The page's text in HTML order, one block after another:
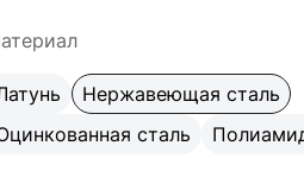
Нержавеющая сталь
сталь